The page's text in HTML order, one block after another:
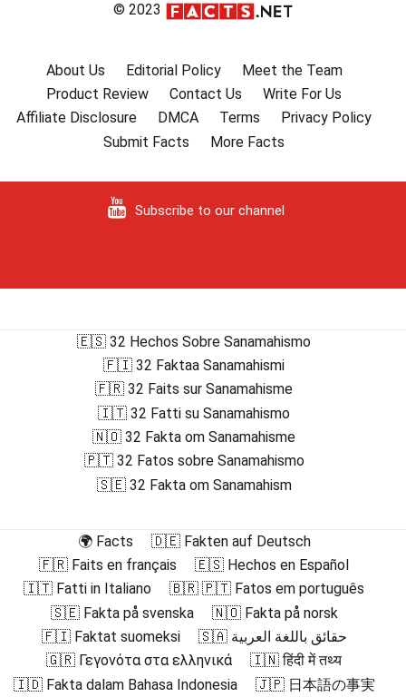
© 2023
About Us Editorial Policy
Meet the Team
Product Review
Contact Us
Write For Us
Affiliate Disclosure
DMCA Terms
Privacy Policy
Submit Facts
More Facts
Subscribe to our channel
🇪🇸 32 Hechos Sobre Sanamahismo
🇫🇮 32 Faktaa Sanamahismi
🇫🇷 32 Faits sur Sanamahisme
🇮🇹 32 Fatti su Sanamahismo
🇳🇴 32 Fakta om Sanamahisme
🇵🇹 32 Fatos sobre Sanamahismo
🇸🇪 32 Fakta om Sanamahism
🌍 Facts
🇩🇪 Fakten auf Deutsch
🇫🇷 Faits en français
🇪🇸 Hechos en Español
🇮🇹 Fatti in Italiano
🇧🇷 🇵🇹 Fatos em português
🇸🇪 Fakta på svenska
🇳🇴 Fakta på norsk
🇫🇮 Faktat suomeksi
🇸🇦 حقائق باللغة العربية
🇬🇷 Γεγονότα στα ελληνικά
🇮🇳 हिंदी में तथ्य
🇮🇩 Fakta dalam Bahasa Indonesia
🇯🇵 日本語の事実